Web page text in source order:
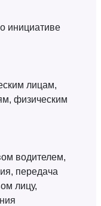
инициативе
лицам,
физическим
водителем,
передача
лицу,